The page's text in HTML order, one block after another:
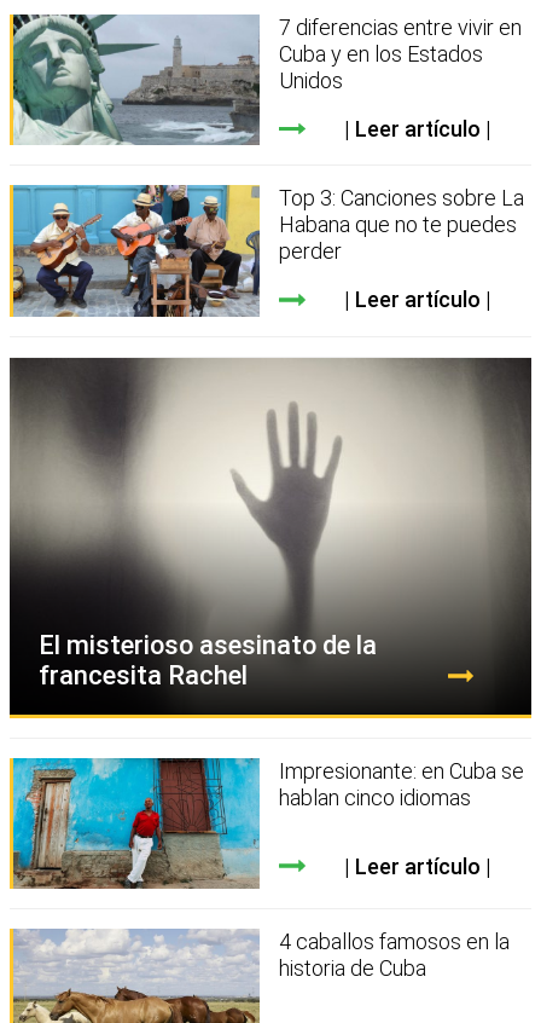
7 diferencias entre vivir en
Cuba y en los Estados
Unidos
Leer artículo
Top 3: Canciones sobre La
Habana que no te puedes
perder
Leer artículo
El misterioso asesinato de la
francesita Rachel
Impresionante: en Cuba se
hablan cinco idiomas
Leer artículo
4 caballos famosos en la
historia de Cuba